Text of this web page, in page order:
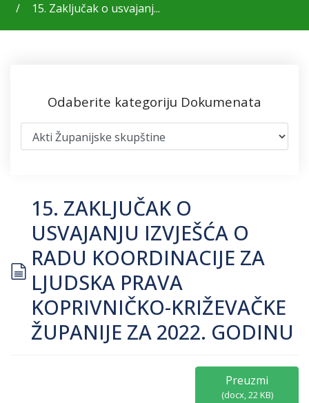
15. Zaključak o usvajanj...
Odaberite kategoriju Dokumenata
document
15. ZAKLJUČAK O
USVAJANJU IZVJEŠĆA O
RADU KOORDINACIJE ZA
LJUDSKA PRAVA
KOPRIVNIČKO-KRIŽEVAČKE
ŽUPANIJE ZA 2022. GODINU
Preuzmi
(docx,22 KB)